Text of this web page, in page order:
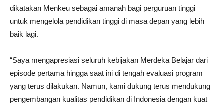
dikatakan Menkeu sebagai amanah bagi perguruan tinggi
untuk mengelola pendidikan tinggi di masa depan yang lebih
baik lagi.
“Saya mengapresiasi seluruh kebijakan Merdeka Belajar dari
episode pertama hingga saat ini di tengah evaluasi program
yang terus dilakukan. Namun, kami dukung terus mendukung
pengembangan kualitas pendidikan di Indonesia dengan kuat